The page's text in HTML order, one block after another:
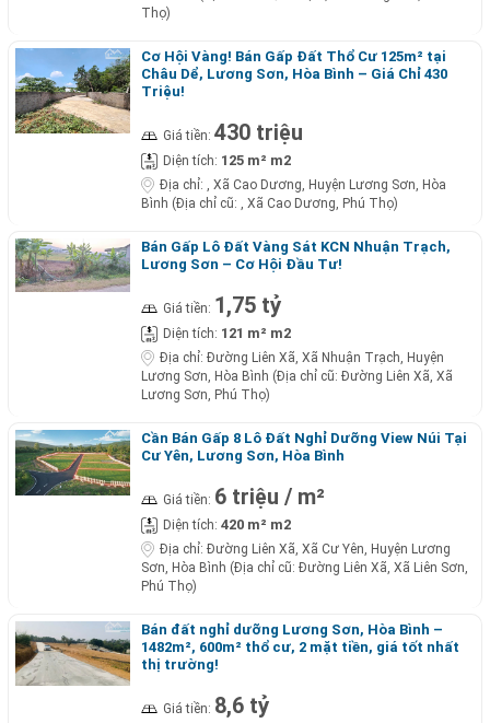
Thọ)
Cơ Hội Vàng! Bán Gấp Đất Thổ Cư 125m² tại
Châu Dể, Lương Sơn, Hòa Bình – Giá Chỉ 430
Triệu!
Giá tiền: 430 triệu
Diện tích: 125 m² m2
Địa chỉ:
, Xã Cao Dương, Huyện Lương Sơn, Hòa
Bình (Địa chỉ cũ: , Xã Cao Dương, Phú Thọ)
Bán Gấp Lô Đất Vàng Sát KCN Nhuận Trạch,
Lương Sơn – Cơ Hội Đầu Tư!
Giá tiền: 1,75 tỷ
Diện tích: 121 m² m2
Địa chỉ: Đường Liên Xã, Xã Nhuận Trạch, Huyện
Lương Sơn, Hòa Bình (Địa chỉ cũ: Đường Liên Xã, Xã
Lương Sơn, Phú Thọ)
Cần Bán Gấp 8 Lô Đất Nghỉ Dưỡng View Núi Tại
Cư Yên, Lương Sơn, Hòa Bình
Giá tiền: 6 triệu / m²
Diện tích: 420 m² m2
Địa chỉ: Đường Liên Xã, Xã Cư Yên, Huyện Lương
Sơn, Hòa Bình (Địa chỉ cũ: Đường Liên Xã, Xã Liên Sơn,
Phú Thọ)
Bán đất nghỉ dưỡng Lương Sơn, Hòa Bình –
1482m², 600m² thổ cư, 2 mặt tiền, giá tốt nhất
thị trường!
Giá tiền: 8,6 tỷ